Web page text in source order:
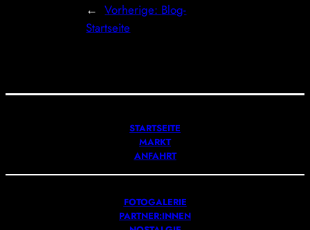
← Vorherige: Blog-
Startseite
STARTSEITE
MARKT
ANFAHRT
FOTOGALERIE
PARTNER:INNEN